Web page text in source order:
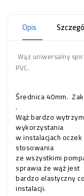
Opis
Wąż uniwersalny
PVC.
Średnica 40mm.
.
Wąż bardzo
wykorzystania
w instalacjach
stosowania
ze wszystkimi
sprawia że wąż jest
bardzo elastyczny
instalacji.